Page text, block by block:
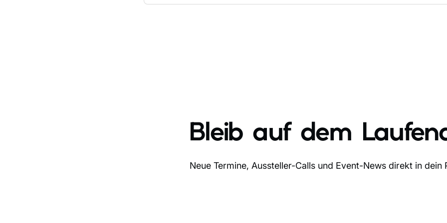
Bleib auf dem
Neue Termine, Aussteller-Calls und Event-News direkt in dein